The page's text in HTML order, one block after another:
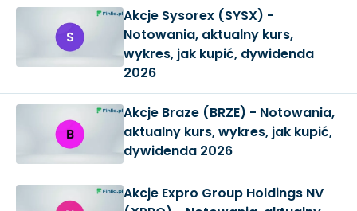
Akcje Sysorex (SYSX) -
Notowania, aktualny kurs,
wykres, jak kupić, dywidenda
2026
Akcje Braze (BRZE) - Notowania,
aktualny kurs, wykres, jak kupić,
dywidenda 2026
Akcje Expro Group Holdings NV